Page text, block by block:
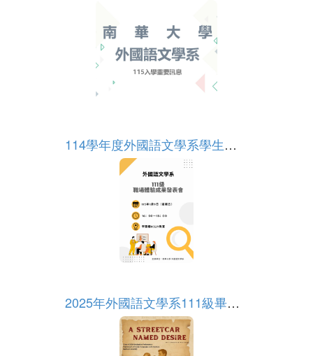
114學年度外國語文學系學生職場體驗成果發表
2025年外國語文學系111級畢業公演